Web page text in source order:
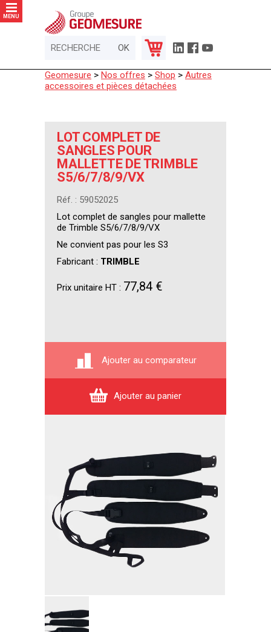
MENU
Geomesure > Nos offres > Shop > Autres
accessoires et pièces détachées
LOT COMPLET DE
SANGLES POUR
MALLETTE DE TRIMBLE
S5/6/7/8/9/VX
Réf. : 59052025
Lot complet de sangles pour mallette
de Trimble S5/6/7/8/9/VX
Ne convient pas pour les S3
Fabricant : TRIMBLE
Prix unitaire HT : 77,84 €
Ajouter au comparateur
Ajouter au panier
Panneau de gestion des cookies